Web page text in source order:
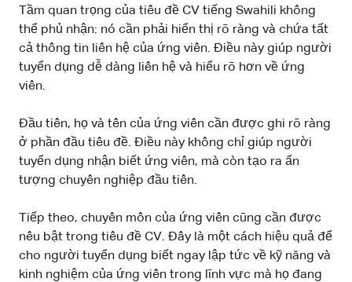
Tầm quan trọng của tiêu đề CV tiếng Swahili không
thể phủ nhận: nó cần phải hiển thị rõ ràng và chứa tất
cả thông tin liên hệ của ứng viên. Điều này giúp người
tuyển dụng dễ dàng liên hệ và hiểu rõ hơn về ứng
viên.
Đầu tiên, họ và tên của ứng viên cần được ghi rõ ràng
ở phần đầu tiêu đề. Điều này không chỉ giúp người
tuyển dụng nhận biết ứng viên, mà còn tạo ra ấn
tượng chuyên nghiệp đầu tiên.
Tiếp theo, chuyên môn của ứng viên cũng cần được
nêu bật trong tiêu đề CV. Đây là một cách hiệu quả để
cho người tuyển dụng biết ngay lập tức về kỹ năng và
kinh nghiệm của ứng viên trong lĩnh vực mà họ đang